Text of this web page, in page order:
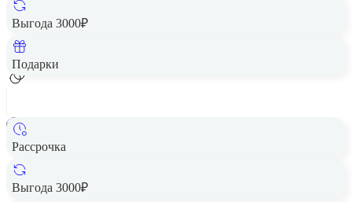
Выгода 3000₽
Подарки
Рассрочка
Выгода 3000₽
Смартфон HONOR X7c 6/128GB Midnight Black